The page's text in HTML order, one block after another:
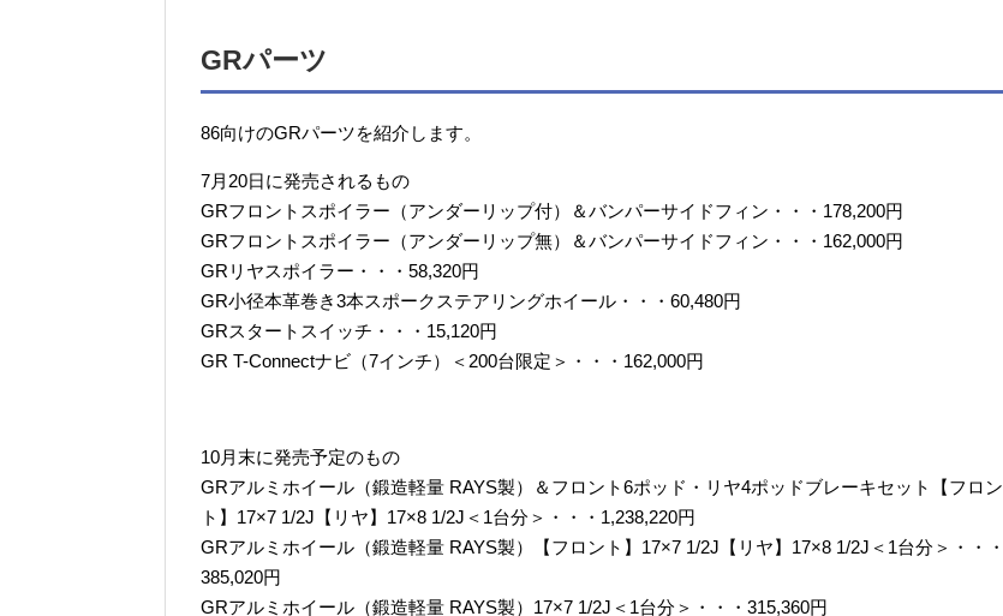
GRパーツ
86向けのGRパーツを紹介します。
7月20日に発売されるもの
GRフロントスポイラー（アンダーリップ付）＆バンパーサイドフィン・・・178,200円
GRフロントスポイラー（アンダーリップ無）＆バンパーサイドフィン・・・162,000円
GRリヤスポイラー・・・58,320円
GR小径本革巻き3本スポークステアリングホイール・・・60,480円
GRスタートスイッチ・・・15,120円
GR T-Connectナビ（7インチ）＜200台限定＞・・・162,000円
10月末に発売予定のもの
GRアルミホイール（鍛造軽量 RAYS製）＆フロント6ポッド・リヤ4ポッドブレーキセット【フロン
ト】17×7 1/2J【リヤ】17×8 1/2J＜1台分＞・・・1,238,220円
GRアルミホイール（鍛造軽量 RAYS製）【フロント】17×7 1/2J【リヤ】17×8 1/2J＜1台分＞・・・
385,020円
GRアルミホイール（鍛造軽量 RAYS製）17×7 1/2J＜1台分＞・・・315,360円